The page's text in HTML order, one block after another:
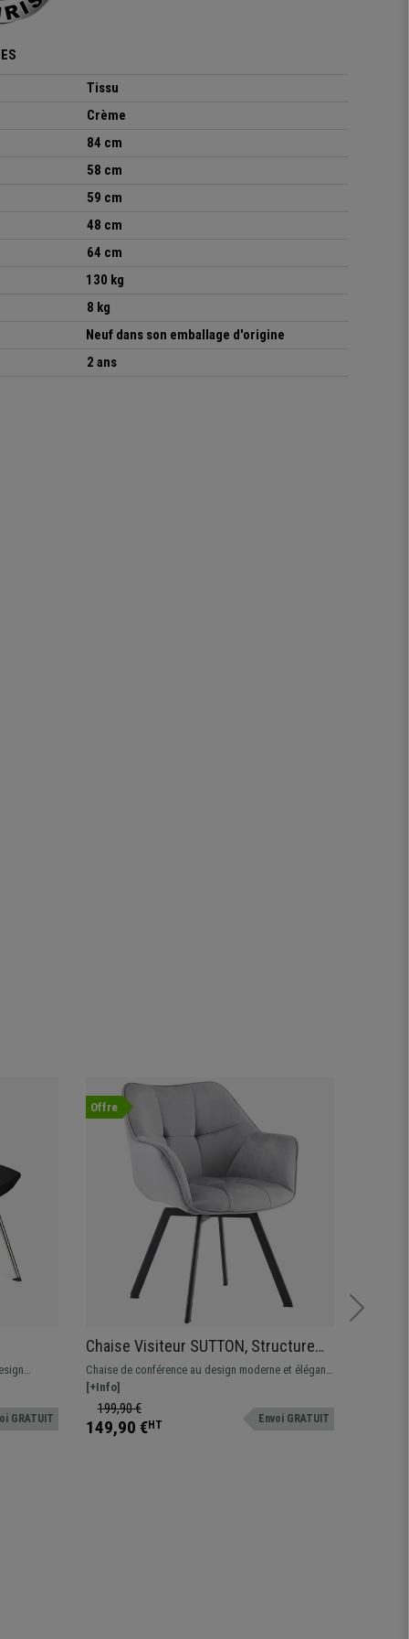
Tissu
Crème
84 cm
58 cm
59 cm
48 cm
64 cm
130 kg
8 kg
Neuf dans son emballage d'origine
2 ans
aux
en
GRATUIT
Offre
Chaise Visiteur SUTTON, Structure
Métallique, Rembourrage Épais, En
Velours, Gris
Chaise de conférence au design moderne et élégant.
Confortable, robuste et conçue avec des matériaux
de qualité.
[+Info]
199,90 €
149,90 €HT Envoi GRATUIT